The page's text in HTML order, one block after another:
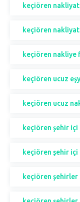
keçiören
keçiören nakliyat
keçiören nakliye
keçiören ucuz
keçiören ucuz
keçiören şehir
keçiören şehir içi
keçiören şehirler